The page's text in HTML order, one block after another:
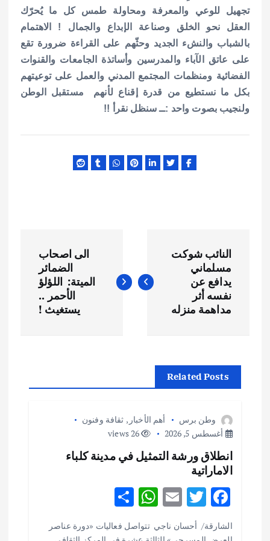
تجهيل للوعي والمعرفة ومحاولة طمس كل ما يُحرّك
العقل نحو الخلق وصناعة الإبداع والجمال ! الاهتمام
بالشباب والنشء الجديد وحثّهم على القراءة ضرورة تقع
على عاتق الآباء والمدرسين وأساتذة الجامعات والقنوات
الفضائية ومنظمات المجتمع المدني والعمل على توعيتهم
بكل ما نستطيع من قدرة إقناع لأنهم مستقبل الوطن
ولنجيب بصوت واحد :ــ سنظل نقرأ !!
ص
النائب شوكت
مسلماني
يدافع عن
نفسه أثر
مداهمة منزله
الى اصحاب
الضمائر
الميتة: اللؤلؤ
الأحمر ..
يستغيث !
Related Posts
وطن برس أهم الأخبار , ثقافة وفنون
أغسطس 5, 2026
26 views
انطلاق ورشة التمثيل في مدينة كلباء
الاماراتية
F
ac
e
T
w
it
E
ai
W
h
at
h
ar
الشارقة/ أحسان ناجي تتواصل فعاليات «دورة عناصر